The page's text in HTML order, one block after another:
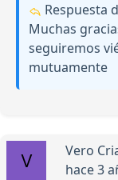
Respuesta
Muchas
seguiremos
mutuamente
Vero
hace 3